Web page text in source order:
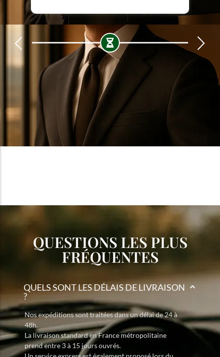
QUESTIONS LES PLUS
FRÉQUENTES
QUELS SONT LES DÉLAIS DE LIVRAISON
?
Nos expéditions sont traitées dans un délai de 24 à
48h.
La livraison standard en France métropolitaine
prend entre 3 à 15 jours ouvrés.